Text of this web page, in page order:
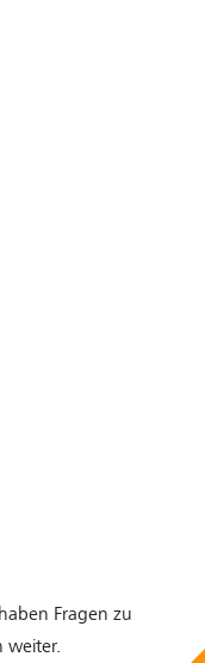
Fragen zu
weiter.